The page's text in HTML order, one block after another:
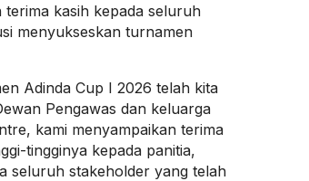
terima kasih kepada seluruh
menyukseskan turnamen
Adinda Cup I 2026 telah kita
Pengawas dan keluarga
kami menyampaikan terima
tingginya kepada panitia,
seluruh stakeholder yang telah